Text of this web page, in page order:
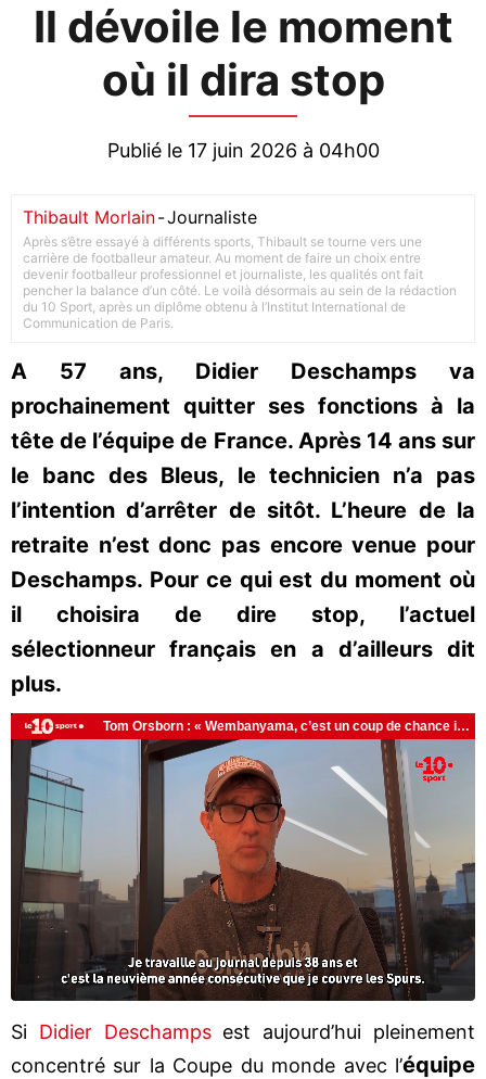
Il dévoile le moment
où il dira stop
Publié le 17 juin 2026 à 04h00
Thibault Morlain-Journaliste
Après s’être essayé à différents sports, Thibault se tourne vers une
carrière de footballeur amateur. Au moment de faire un choix entre
devenir footballeur professionnel et journaliste, les qualités ont fait
pencher la balance d’un côté. Le voilà désormais au sein de la rédaction
du 10 Sport, après un diplôme obtenu à l’Institut International de
Communication de Paris.
A 57 ans, Didier Deschamps va
prochainement quitter ses fonctions à la
tête de l’équipe de France. Après 14 ans sur
le banc des Bleus, le technicien n’a pas
l’intention d’arrêter de sitôt. L’heure de la
retraite n’est donc pas encore venue pour
Deschamps. Pour ce qui est du moment où
il choisira de dire stop, l’actuel
sélectionneur français en a d’ailleurs dit
plus.
Si Didier Deschampsest aujourd’hui pleinement
concentré sur la Coupe du monde avec l’équipe